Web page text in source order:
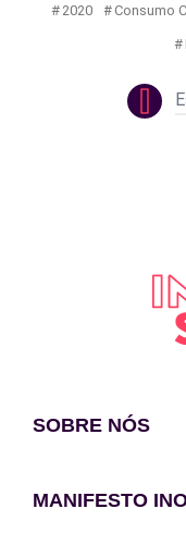
2020 Consumo
SOBRE NÓS
MANIFESTO